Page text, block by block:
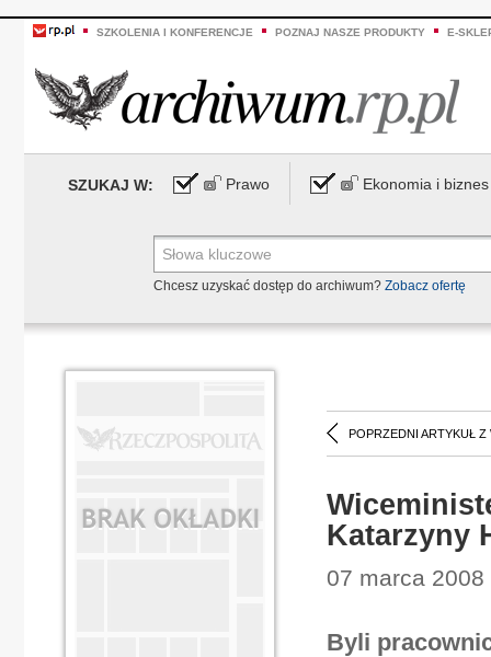
SZKOLENIA I KONFERENCJE POZNAJ NASZE PRODUKTY E-
SZUKAJ W: Prawo Ekonomia i biznes
Chcesz uzyskać dostęp do archiwum? Zobacz ofertę
POPRZEDNI ARTYKUŁ Z
Katarzyny
07 marca
Byli